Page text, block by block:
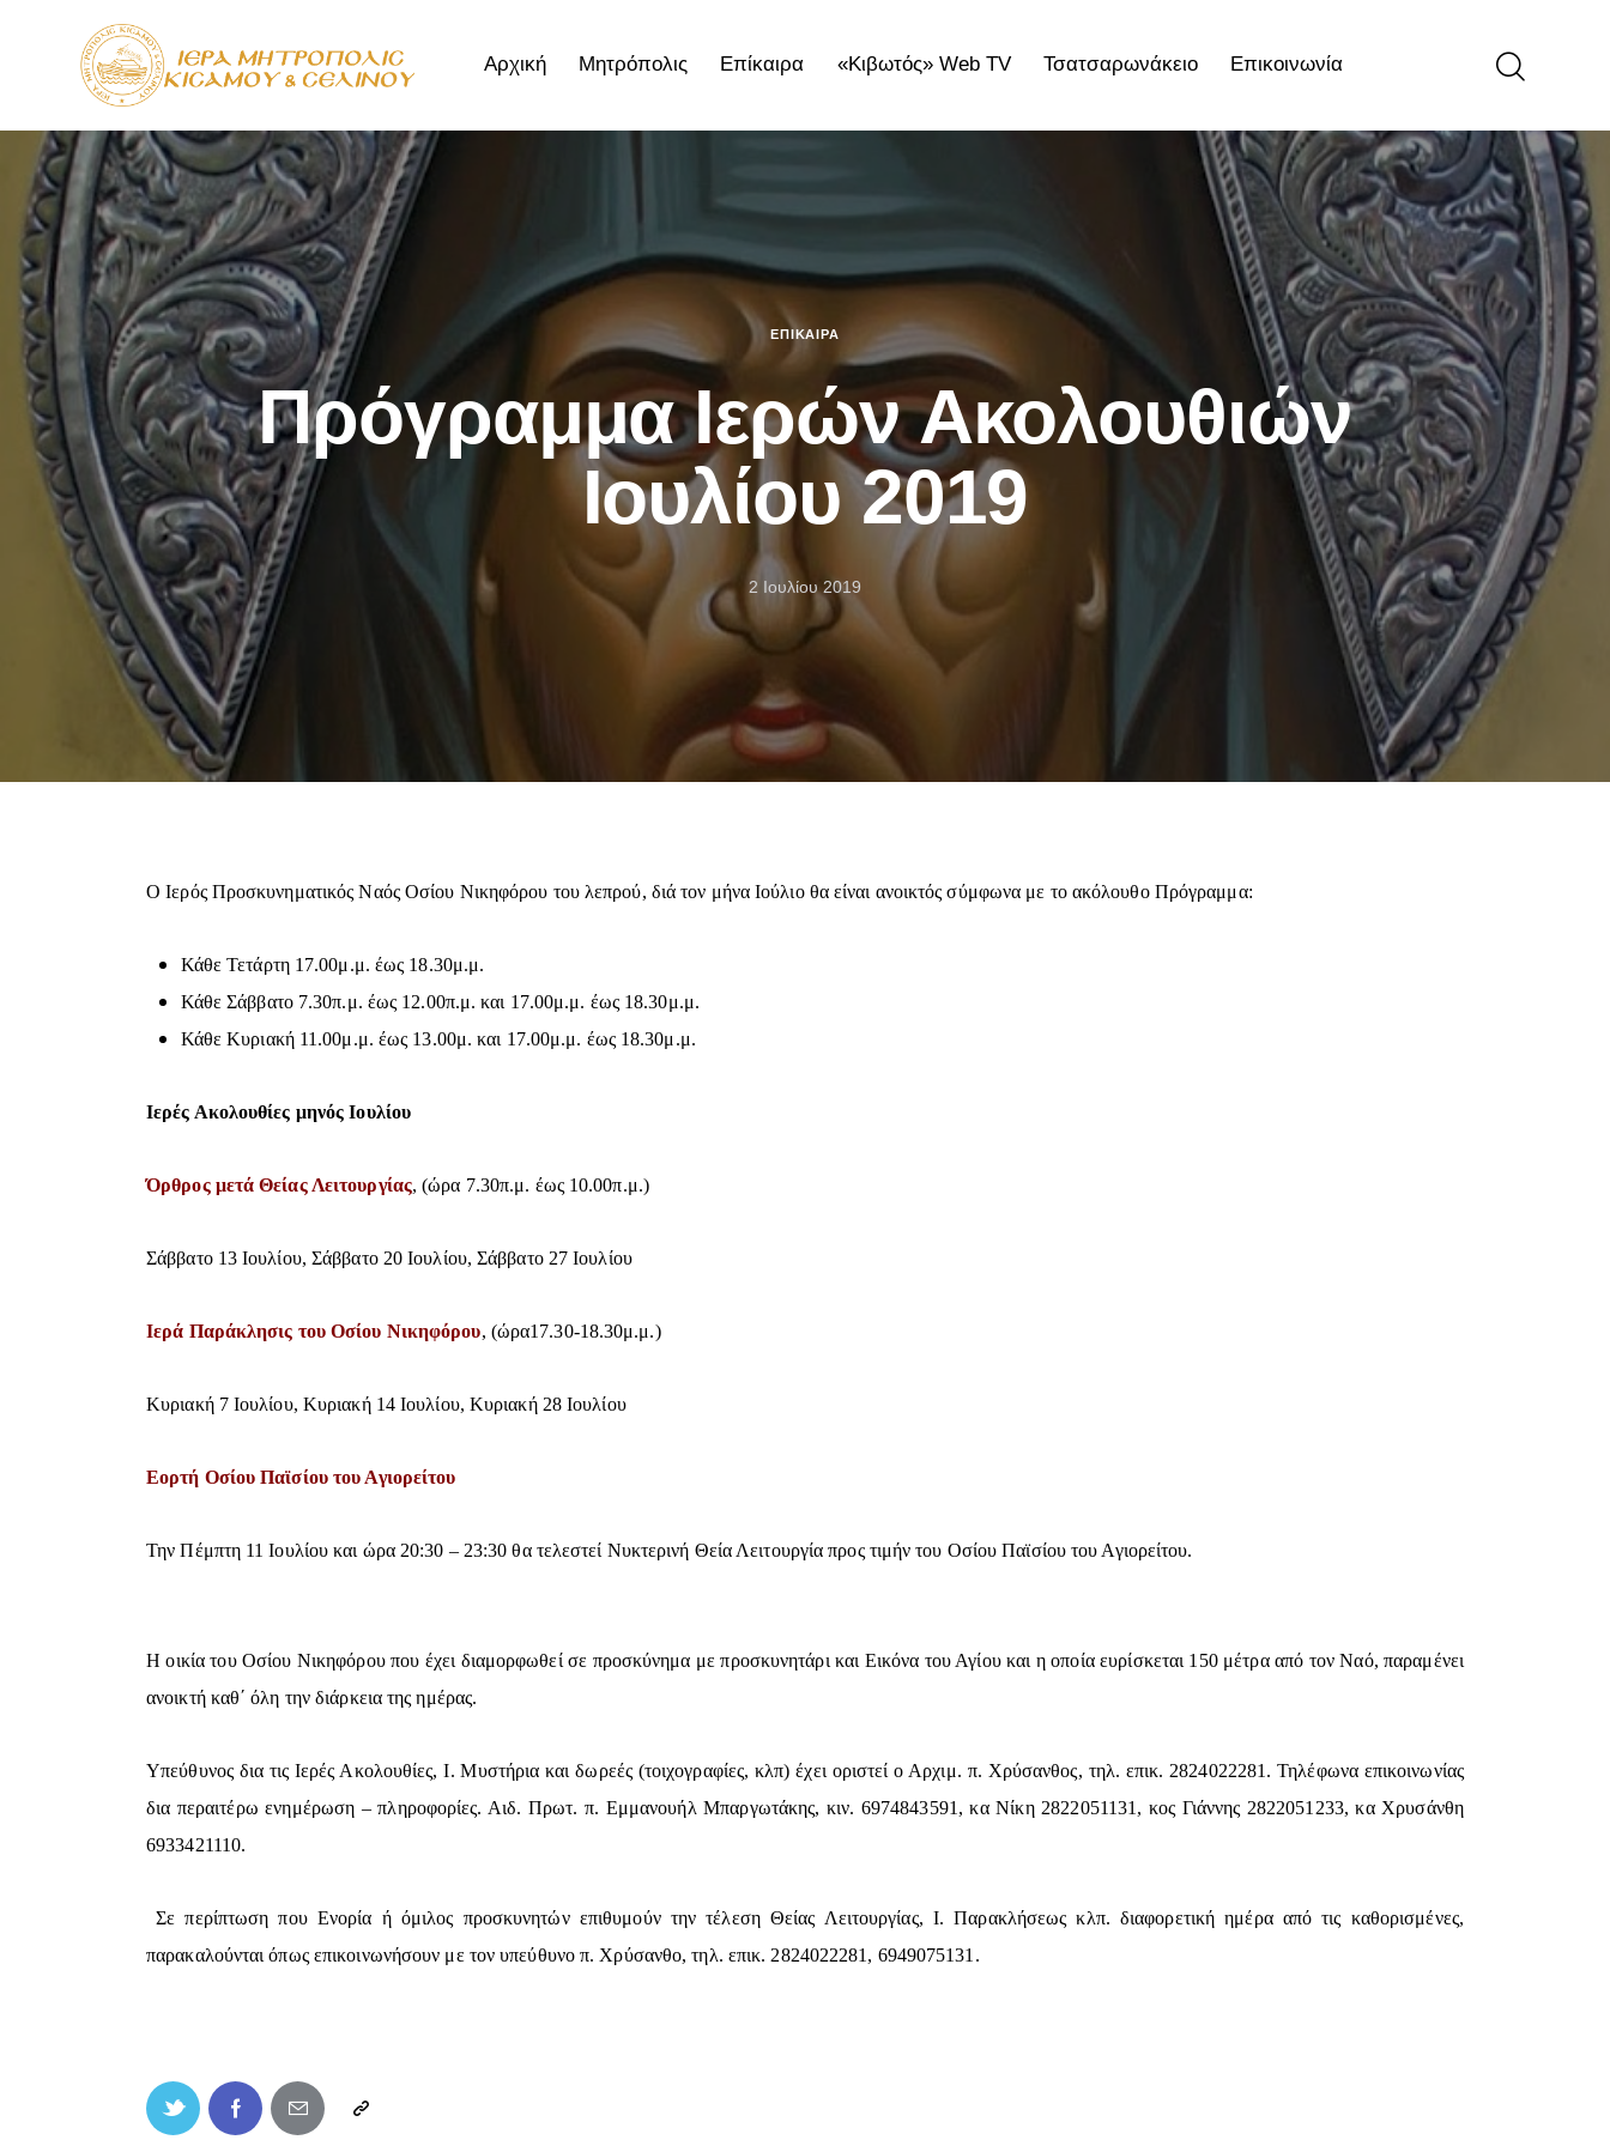
Αρχική Μητρόπολις Επίκαιρα «Κιβωτός» Web TV Τσατσαρωνάκειο Επικοινωνία
Αρχική Επικοινωνία
ΕΠΊΚΑΙΡΑ
Πρόγραμμα Ιερών Ακολουθιών
Ιουλίου 2019
2 Ιουλίου 2019
Ο Ιερός Προσκυνηματικός Ναός Οσίου Νικηφόρου του λεπρού, διά τον μήνα Ιούλιο θα είναι ανοικτός σύμφωνα με το ακόλουθο Πρόγραμμα:
Κάθε Τετάρτη 17.00μ.μ. έως 18.30μ.μ.
Κάθε Σάββατο 7.30π.μ. έως 12.00π.μ. και 17.00μ.μ. έως 18.30μ.μ.
Κάθε Κυριακή 11.00μ.μ. έως 13.00μ. και 17.00μ.μ. έως 18.30μ.μ.
Ιερές Ακολουθίες μηνός Ιουλίου
Όρθρος μετά Θείας Λειτουργίας, (ώρα 7.30π.μ. έως 10.00π.μ.)
Σάββατο 13 Ιουλίου, Σάββατο 20 Ιουλίου, Σάββατο 27 Ιουλίου
Ιερά Παράκλησις του Οσίου Νικηφόρου, (ώρα17.30-18.30μ.μ.)
Κυριακή 7 Ιουλίου, Κυριακή 14 Ιουλίου, Κυριακή 28 Ιουλίου
Εορτή Οσίου Παϊσίου του Αγιορείτου
Την Πέμπτη 11 Ιουλίου και ώρα 20:30 – 23:30 θα τελεστεί Νυκτερινή Θεία Λειτουργία προς τιμήν του Οσίου Παϊσίου του Αγιορείτου.
Η οικία του Οσίου Νικηφόρου που έχει διαμορφωθεί σε προσκύνημα με προσκυνητάρι και Εικόνα του Αγίου και η οποία ευρίσκεται 150 μέτρα από τον Ναό, παραμένει
ανοικτή καθ΄ όλη την διάρκεια της ημέρας.
Υπεύθυνος δια τις Ιερές Ακολουθίες, Ι. Μυστήρια και δωρεές (τοιχογραφίες, κλπ) έχει οριστεί ο Αρχιμ. π. Χρύσανθος, τηλ. επικ. 2824022281. Τηλέφωνα επικοινωνίας
δια περαιτέρω ενημέρωση – πληροφορίες. Αιδ. Πρωτ. π. Εμμανουήλ Μπαργωτάκης, κιν. 6974843591, κα Νίκη 2822051131, κος Γιάννης 2822051233, κα Χρυσάνθη
6933421110.
Σε περίπτωση που Ενορία ή όμιλος προσκυνητών επιθυμούν την τέλεση Θείας Λειτουργίας, Ι. Παρακλήσεως κλπ. διαφορετική ημέρα από τις καθορισμένες,
παρακαλούνται όπως επικοινωνήσουν με τον υπεύθυνο π. Χρύσανθο, τηλ. επικ. 2824022281, 6949075131.